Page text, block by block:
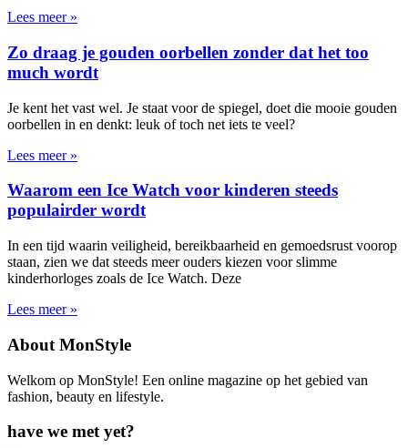
Lees meer »
Zo draag je gouden oorbellen zonder dat het too
much wordt
Je kent het vast wel. Je staat voor de spiegel, doet die mooie gouden
oorbellen in en denkt: leuk of toch net iets te veel?
Lees meer »
Waarom een Ice Watch voor kinderen steeds
populairder wordt
In een tijd waarin veiligheid, bereikbaarheid en gemoedsrust voorop
staan, zien we dat steeds meer ouders kiezen voor slimme
kinderhorloges zoals de Ice Watch. Deze
Lees meer »
About MonStyle
Welkom op MonStyle! Een online magazine op het gebied van
fashion, beauty en lifestyle.
have we met yet?